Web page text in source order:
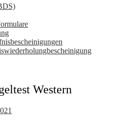
Western